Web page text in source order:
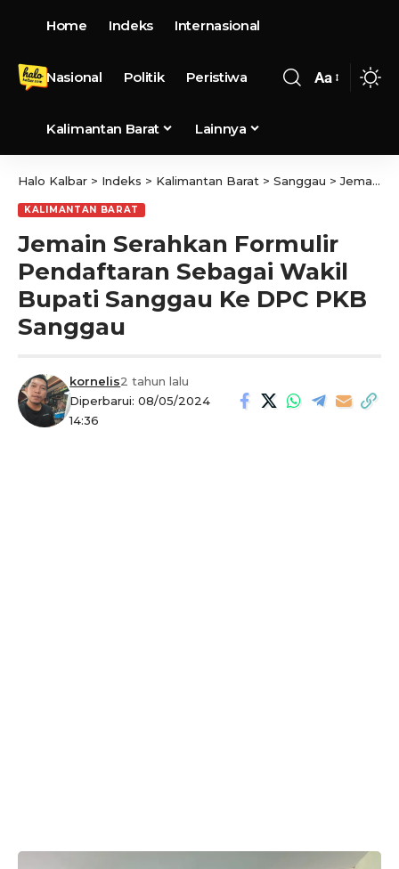
Home Indeks Internasional
Nasional Politik Peristiwa
Kalimantan Barat Lainnya
Aa
Halo Kalbar > Indeks > Kalimantan Barat > Sanggau >Jemain Serahkan Formulir Pendaftaran Sebagai Wakil Bupati Sanggau Ke DPC PKB Sanggau
KALIMANTAN BARAT
Jemain Serahkan Formulir
Pendaftaran Sebagai Wakil
Bupati Sanggau Ke DPC PKB
Sanggau
Diperbarui: 08/05/2024
14:36
kornelis2 tahun lalu